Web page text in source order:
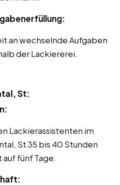
an wechselnde Aufgaben
der Lackiererei.
St:
Lackierassistenten im
St 35 bis 40 Stunden
fünf Tage.